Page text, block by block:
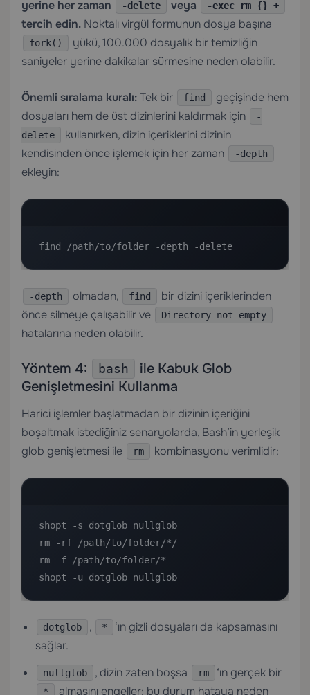
yerine her zaman -delete veya -exec rm {} +
tercih edin. Noktalı virgül formunun dosya başına
fork()
yükü, 100.000 dosyalık bir temizliğin
saniyeler yerine dakikalar sürmesine neden olabilir.
Önemli sıralama kuralı:Tek bir find
geçişinde hem
dosyaları hem de üst dizinlerini kaldırmak için
-
delete
kullanırken, dizin içeriklerini dizinin
kendisinden önce işlemek için her zaman
-depth
ekleyin:
find /path/to/folder -depth -delete
-depth olmadan, find
bir dizini içeriklerinden
önce silmeye çalışabilir ve
Directory not empty
hatalarına neden olabilir.
Yöntem 4: bash
ile Kabuk Glob
Genişletmesini Kullanma
Harici işlemler başlatmadan bir dizinin içeriğini
boşaltmak istediğiniz senaryolarda, Bash’in yerleşik
glob genişletmesi ile
rm kombinasyonu verimlidir:
shopt -s dotglob nullglob
rm -rf /path/to/folder/*/
rm -f /path/to/folder/*
shopt -u dotglob nullglob
dotglob , *
‘ın gizli dosyaları da kapsamasını
sağlar.
nullglob , dizin zaten boşsa rm ‘ın gerçek bir
* almasını engeller; bu durum hataya neden